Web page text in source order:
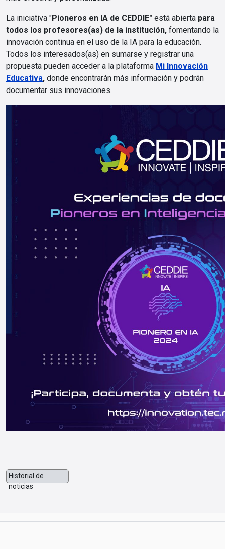
La iniciativa "Pioneros en IA de CEDDIE" está abierta para
todos los profesores(as) de la institución, fomentando la
innovación continua en el uso de la IA para la educación.
Todos los interesados(as) en sumarse y registrar una
propuesta pueden acceder a la plataforma Mi Innovación
Educativa, donde encontrarán más información y podrán
documentar sus innovaciones.
Historial de
noticias